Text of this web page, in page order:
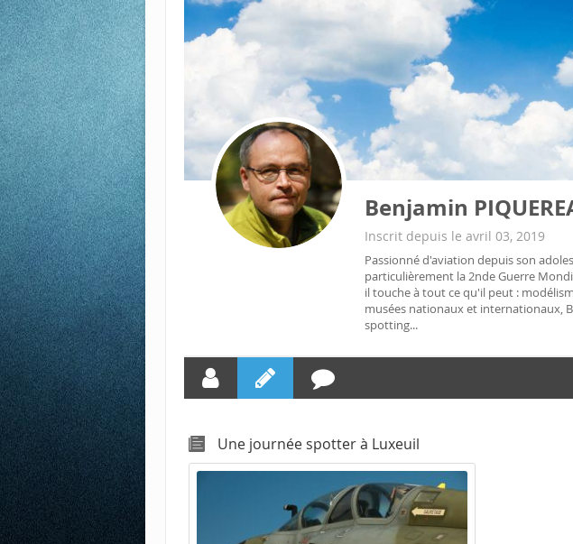
Benjamin
Inscrit depuis le avril 03, 2019
Passionné d'aviation depuis son
particulièrement la 2nde Guerre
il touche à tout ce qu'il peut :
musées nationaux et internationaux,
spotting...
Une journée spotter à Luxeuil